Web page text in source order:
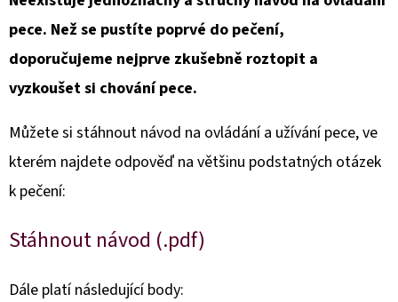
pece. Než se pustíte poprvé do pečení,
doporučujeme nejprve zkušebně roztopit a
vyzkoušet si chování pece.
Můžete si stáhnout návod na ovládání a užívání pece, ve
kterém najdete odpověď na většinu podstatných otázek
k pečení:
Stáhnout návod (.pdf)
Dále platí následující body:
P
O
T
Ř
E
B
U
J
E
T